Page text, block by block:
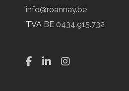
info@roannay.be
TVA BE 0434.915.732